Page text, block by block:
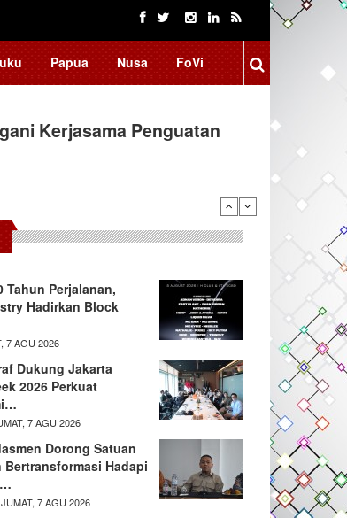
Papua Nusa FoVi
Kerjasama Penguatan
Tahun Perjalanan,
Hadirkan Block
7 AGU 2026
Dukung Jakarta
2026 Perkuat
7 AGU 2026
Dorong Satuan
Bertransformasi Hadapi
7 AGU 2026